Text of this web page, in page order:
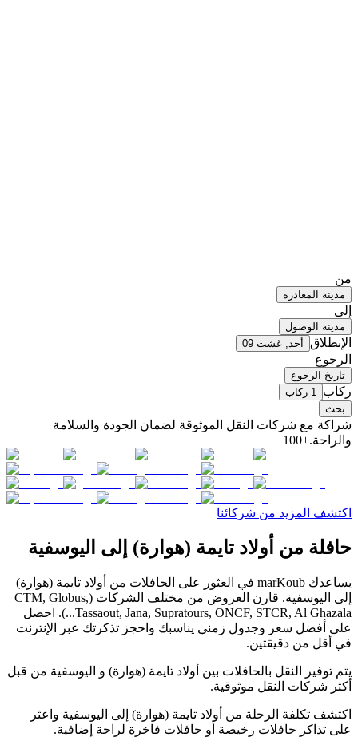
من
مدينة المغادرة
إلى
مدينة الوصول
الإنطلاق أحد, غشت 09
الرجوع
تاريخ الرجوع
ركاب
1 ركاب
بحث
شراكة مع شركات النقل الموثوقة لضمان الجودة والسلامة
والراحة.+100
اكتشف المزيد من شركائنا
حافلة من أولاد تايمة (هوارة) إلى اليوسفية
يساعدك marKoub في العثور على الحافلات من أولاد تايمة (هوارة)
إلى اليوسفية. قارن العروض من مختلف الشركات (CTM, Globus,
Tassaout, Jana, Supratours, ONCF, STCR, Al Ghazala...). احصل
على أفضل سعر وجدول زمني يناسبك واحجز تذكرتك عبر الإنترنت
في أقل من دقيقتين.
يتم توفير النقل بالحافلات بين أولاد تايمة (هوارة) و اليوسفية من قبل
أكثر شركات النقل موثوقية.
اكتشف تكلفة الرحلة من أولاد تايمة (هوارة) إلى اليوسفية واعثر
على تذاكر حافلات رخيصة أو حافلات فاخرة لراحة إضافية.